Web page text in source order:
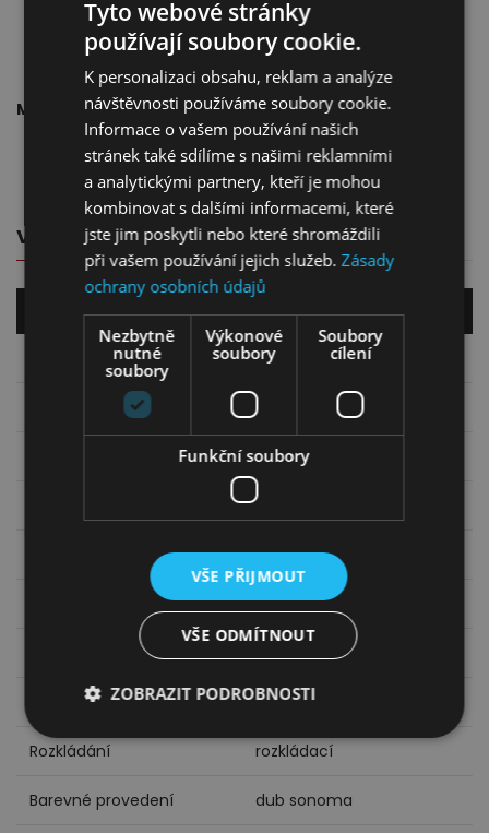
80 cm
Materiál:
lamino
MDF
VLASTNOSTI PRODUKTU
Parametry:
140
76
80
Lamino
24 měsíců
lamino
Materiál nohou MDF
Tvar desky obdélníkové
Rozkládání rozkládací
Barevné provedení dub sonoma
Tyto webové stránky
používají soubory cookie.
K personalizaci obsahu, reklam a analýze
návštěvnosti používáme soubory cookie.
Informace o vašem používání našich
stránek také sdílíme s našimi reklamními
a analytickými partnery, kteří je mohou
kombinovat s dalšími informacemi, které
jste jim poskytli nebo které shromáždili
při vašem používání jejich služeb.Zásady
ochrany osobních údajů
Nezbytně
nutné
soubory
Výkonové
soubory
Soubory
cílení
Funkční soubory
VŠE PŘIJMOUT
VŠE ODMÍTNOUT
ZOBRAZIT PODROBNOSTI